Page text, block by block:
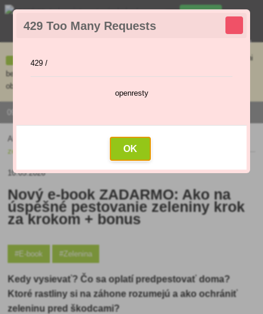
429 Too Many Requests
429 /
openresty
OK
Ceny uvedené na e-shope sa môžu líšiť od cien v kamennej predajni
bez objednávky. Tovar skladom pripravíme do 30 min na základe
objednávky. Predajňa je v sobotu zatvorená.
Menu
Aktuality
Nový e-book ZADARMO: Ako na úspešné pestovanie
zeleniny krok za krokom + bonus
10.05.2026
Nový e-book ZADARMO: Ako na
úspešné pestovanie zeleniny krok
za krokom + bonus
#E-book #Zelenina
Kedy vysievať? Čo sa oplatí predpestovať doma?
Ktoré rastliny si na záhone rozumejú a ako ochrániť
zeleninu pred škodcami?